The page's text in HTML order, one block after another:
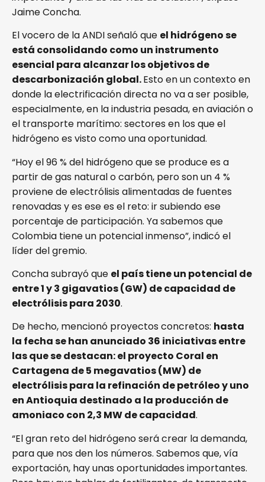
Jaime Concha.
El vocero de la ANDI señaló que el hidrógeno se
está consolidando como un instrumento
esencial para alcanzar los objetivos de
descarbonización global.Esto en un contexto en
donde la electrificación directa no va a ser posible,
especialmente, en la industria pesada, en aviación o
el transporte marítimo: sectores en los que el
hidrógeno es visto como una oportunidad.
“Hoy el 96 % del hidrógeno que se produce es a
partir de gas natural o carbón, pero son un 4 %
proviene de electrólisis alimentadas de fuentes
renovadas y es ese es el reto: ir subiendo ese
porcentaje de participación. Ya sabemos que
Colombia tiene un potencial inmenso”, indicó el
líder del gremio.
Concha subrayó que el país tiene un potencial de
entre 1 y 3 gigavatios (GW) de capacidad de
electrólisis para 2030.
De hecho, mencionó proyectos concretos: hasta
la fecha se han anunciado 36 iniciativas entre
las que se destacan: el proyecto Coral en
Cartagena de 5 megavatios (MW) de
electrólisis para la refinación de petróleo y uno
en Antioquia destinado a la producción de
amoniaco con 2,3 MW de capacidad.
“El gran reto del hidrógeno será crear la demanda,
para que nos den los números. Sabemos que, vía
exportación, hay unas oportunidades importantes.